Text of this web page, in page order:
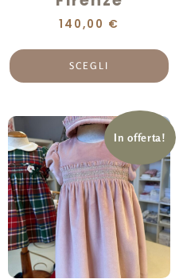
140,00 €
SCEGLI
In offerta!